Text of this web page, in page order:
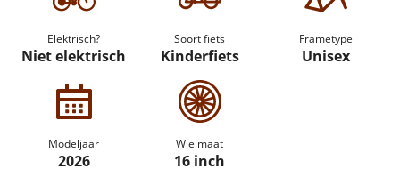
Elektrisch?
Niet elektrisch
Soort fiets
Kinderfiets
Frametype
Unisex
Modeljaar
2026
Wielmaat
16 inch